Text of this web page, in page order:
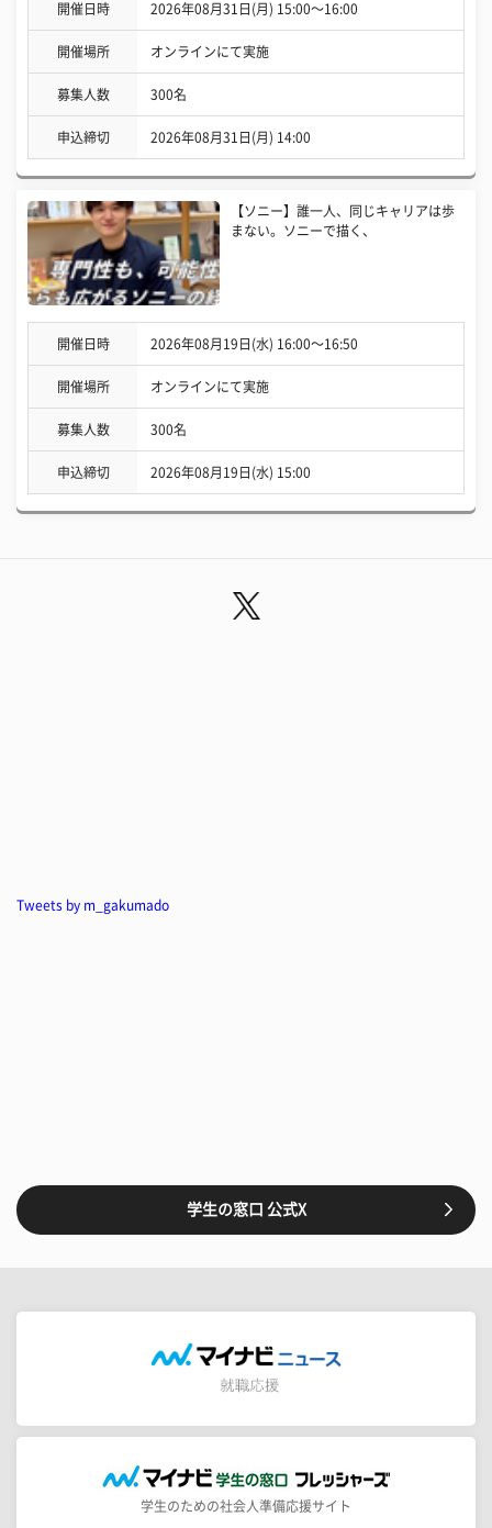
開催日時 2026年08月31日(月) 15:00〜16:00
開催場所 オンラインにて実施
募集人数 300名
申込締切 2026年08月31日(月) 14:00
【ソニー】誰一人、同じキャリアは歩
まない。ソニーで描く、
開催日時 2026年08月19日(水) 16:00〜16:50
開催場所 オンラインにて実施
募集人数 300名
申込締切 2026年08月19日(水) 15:00
Tweets by m_gakumado
学生の窓口 公式X
学生のための社会人準備応援サイト